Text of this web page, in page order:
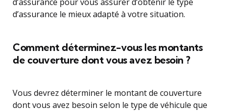
d’assurance le mieux adapté à votre situation.
Comment déterminez-vous les montants
de couverture dont vous avez besoin ?
Vous devrez déterminer le montant de couverture
dont vous avez besoin selon le type de véhicule que